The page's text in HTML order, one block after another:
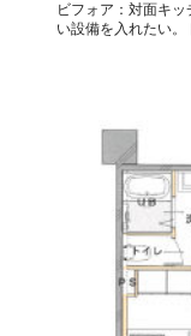
ビフォア：対面キ
い設備を入れたい。